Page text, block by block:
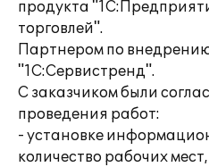
продукта
торговлей".
Партнером по
"1С:Сервистренд".
С заказчиком были
проведения работ:
- установке
количество рабочих мест,